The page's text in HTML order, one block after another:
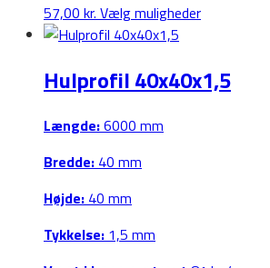
57,00 kr. Vælg mulighederDette
flere
varianter.
Hulprofil 40x40x1,5
Længde:6000 mm
Bredde: 40 mm
Højde: 40 mm
Tykkelse: 1,5 mm